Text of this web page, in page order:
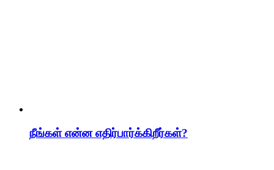
நீங்கள் என்ன எதிர்பார்க்கிறீர்கள்?